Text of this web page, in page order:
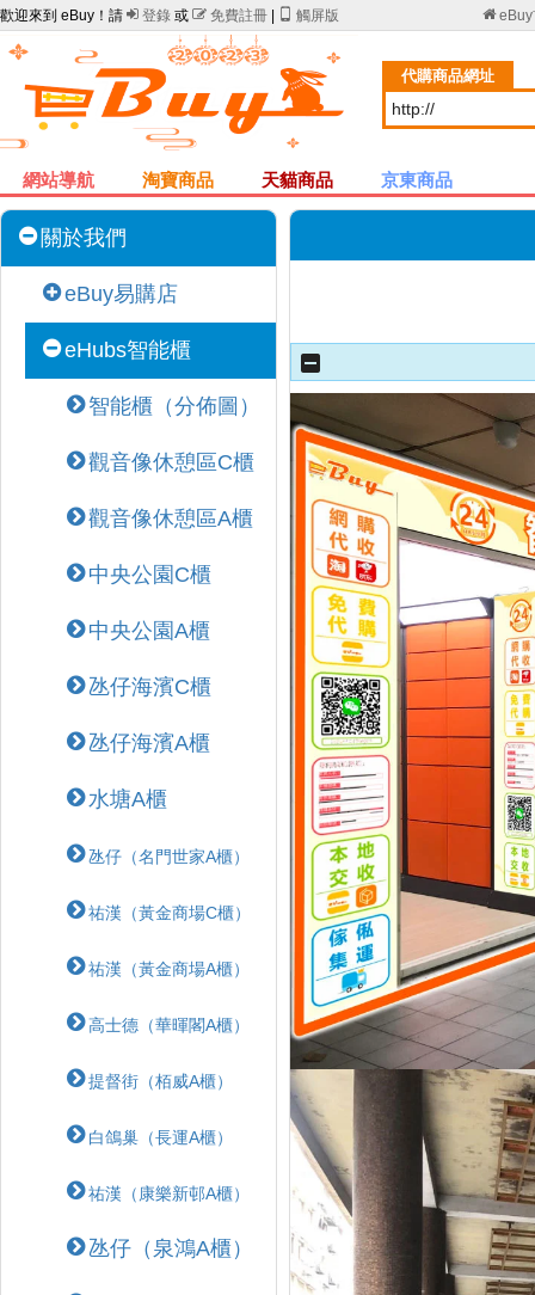
歡迎來到 eBuy！請  登錄 或  免費註冊 觸屏版 eBuy
代購商品網址
網站導航 淘寶商品 天貓商品 京東商品
關於我們
eBuy易購店
eHubs智能櫃
智能櫃（分佈圖）
觀音像休憩區C櫃
觀音像休憩區A櫃
中央公園C櫃
中央公園A櫃
氹仔海濱C櫃
氹仔海濱A櫃
水塘A櫃
氹仔（名門世家A櫃）
祐漢（黃金商場C櫃）
祐漢（黃金商場A櫃）
高士德（華暉閣A櫃）
提督街（栢威A櫃）
白鴿巢（長運A櫃）
祐漢（康樂新邨A櫃）
氹仔（泉鴻A櫃）